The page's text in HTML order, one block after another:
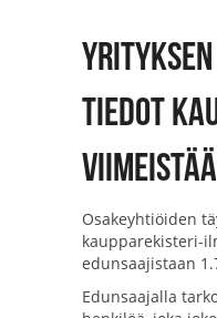
tiedot
Osakeyhtiöiden
kaupparekisteri-
edunsaajistaan
Edunsaajalla